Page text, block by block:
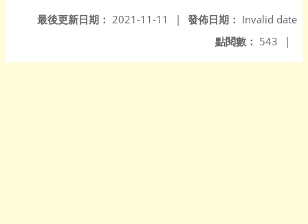
發佈日期： Invalid date
最後更新日期： 2021-11-11
|
點閱數： 543 |